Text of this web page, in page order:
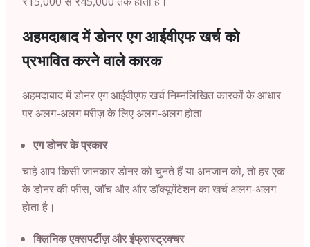
अहमदाबाद में डोनर एग आईवीएफ खर्च को
प्रभावित करने वाले कारक
अहमदाबाद में डोनर एग आईवीएफ खर्च निम्नलिखित कारकों के आधार
पर अलग-अलग मरीज़ के लिए अलग-अलग होता
एग डोनर के प्रकार
चाहे आप किसीजानकारडोनर को चुनते हैं या अनजान को, तो हर एक
केडोनर की फीस, जाँच और और डॉक्यूमेंटेशन का खर्च अलग-अलग
होता है।
क्लिनिक एक्सपर्टीज़ और इंफ्रास्ट्रक्चर